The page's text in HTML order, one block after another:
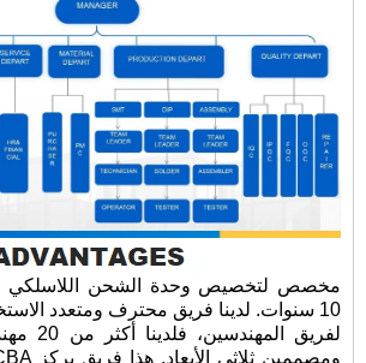
10 سنوات. لدينا فريق محترف ومتعدد
لفريق